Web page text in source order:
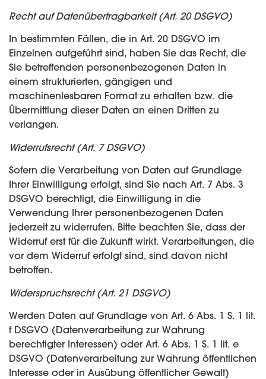
Recht auf Datenübertragbarkeit (Art. 20 DSGVO)
In bestimmten Fällen, die in Art. 20 DSGVO im
Einzelnen aufgeführt sind, haben Sie das Recht, die
Sie betreffenden personenbezogenen Daten in
einem strukturierten, gängigen und
maschinenlesbaren Format zu erhalten bzw. die
Übermittlung dieser Daten an einen Dritten zu
verlangen.
Widerrufsrecht (Art. 7 DSGVO)
Sofern die Verarbeitung von Daten auf Grundlage
Ihrer Einwilligung erfolgt, sind Sie nach Art. 7 Abs. 3
DSGVO berechtigt, die Einwilligung in die
Verwendung Ihrer personenbezogenen Daten
jederzeit zu widerrufen. Bitte beachten Sie, dass der
Widerruf erst für die Zukunft wirkt. Verarbeitungen, die
vor dem Widerruf erfolgt sind, sind davon nicht
betroffen.
Widerspruchsrecht (Art. 21 DSGVO)
Werden Daten auf Grundlage von Art. 6 Abs. 1 S. 1 lit.
f DSGVO (Datenverarbeitung zur Wahrung
berechtigter Interessen) oder Art. 6 Abs. 1 S. 1 lit. e
DSGVO (Datenverarbeitung zur Wahrung öffentlichen
Interesse oder in Ausübung öffentlicher Gewalt)